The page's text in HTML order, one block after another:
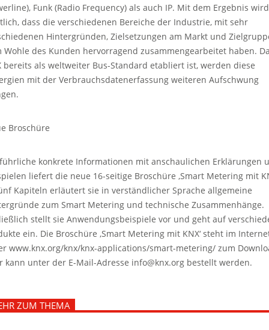
Funk (Radio Frequency) als auch IP. Mit dem Ergebnis wird
dass die verschiedenen Bereiche der Industrie, mit sehr
Hintergründen, Zielsetzungen am Markt und
Wohle des Kunden hervorragend zusammengearbeitet haben.
bereits als weltweiter Bus-Standard etabliert ist, werden diese
mit der Verbrauchsdatenerfassung weiteren Aufschwung
Broschüre
konkrete Informationen mit anschaulichen Erklärungen
liefert die neue 16-seitige Broschüre ‚Smart Metering mit
Kapiteln erläutert sie in verständlicher Sprache allgemeine
zum Smart Metering und technische Zusammenhänge.
stellt sie Anwendungsbeispiele vor und geht auf
ein. Die Broschüre ‚Smart Metering mit KNX‘ steht im
www.knx.org/knx/knx-applications/smart-metering/ zum
kann unter der E-Mail-Adresse info@knx.org bestellt werden.
ZUM THEMA